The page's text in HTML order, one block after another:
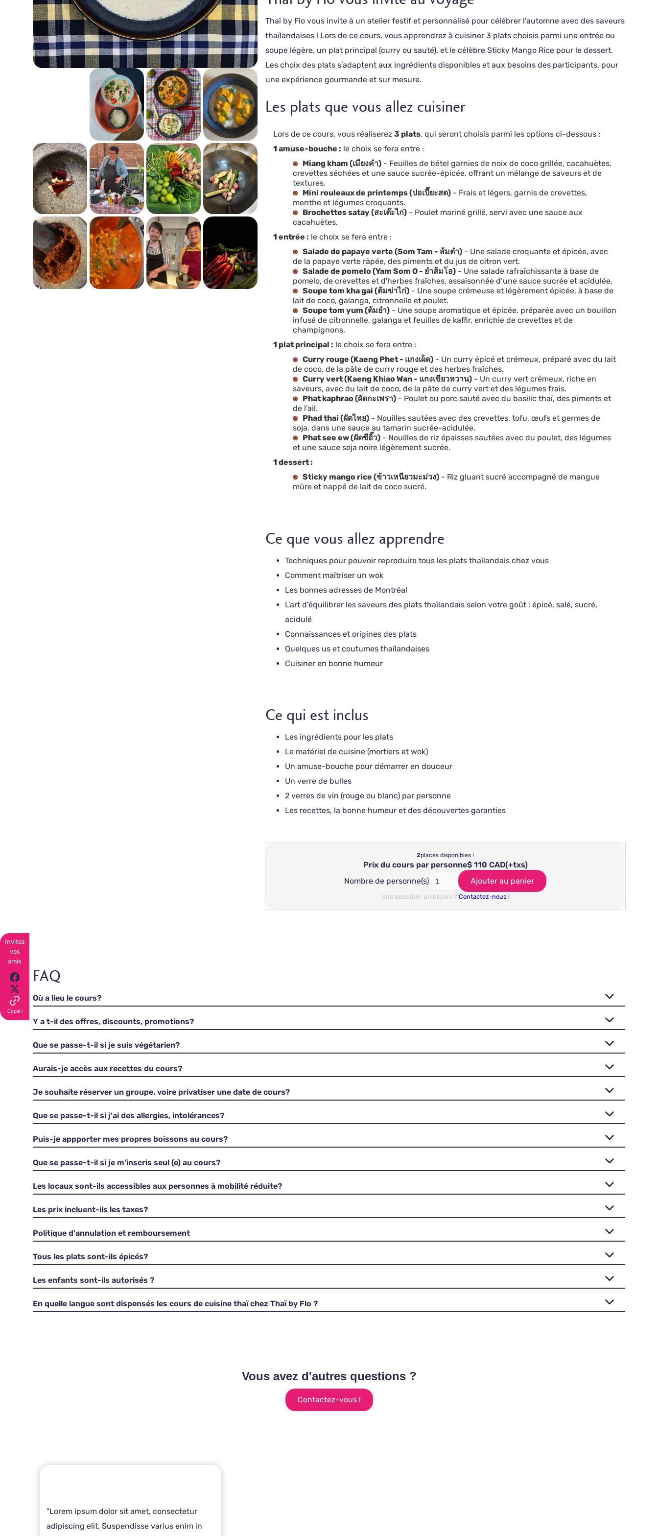
Thaï by Flo vous invite à un atelier festif et personnalisé pour célébrer l'automne avec des saveurs
thaïlandaises ! Lors de ce cours, vous apprendrez à cuisiner 3 plats choisis parmi une entrée ou
soupe légère, un plat principal (curry ou sauté), et le célèbre Sticky Mango Rice pour le dessert.
Les choix des plats s’adaptent aux ingrédients disponibles et aux besoins des participants, pour
une expérience gourmande et sur mesure.
Les plats que vous allez cuisiner
Lors de ce cours, vous réaliserez3 plats, qui seront choisis parmi les options ci-dessous :
1 amuse-bouche : le choix se fera entre :
Miang kham (เมี่ยงคำ) - Feuilles de bétel garnies de noix de coco grillée, cacahuètes,
crevettes séchées et une sauce sucrée-épicée, offrant un mélange de saveurs et de
textures.
Mini rouleaux de printemps (ปอเปี๊ยะสด) - Frais et légers, garnis de crevettes,
menthe et légumes croquants.
Brochettes satay (สะเต๊ะไก่) - Poulet mariné grillé, servi avec une sauce aux
cacahuètes.
1 entrée : le choix se fera entre :
Salade de papaye verte (Som Tam - ส้มตำ) - Une salade croquante et épicée, avec
de la papaye verte râpée, des piments et du jus de citron vert.
Salade de pomelo (Yam Som O - ยำส้มโอ) - Une salade rafraîchissante à base de
pomelo, de crevettes et d'herbes fraîches, assaisonnée d’une sauce sucrée et acidulée.
Soupe tom kha gai (ต้มข่าไก่) - Une soupe crémeuse et légèrement épicée, à base de
lait de coco, galanga, citronnelle et poulet.
Soupe tom yum (ต้มยำ) - Une soupe aromatique et épicée, préparée avec un bouillon
infusé de citronnelle, galanga et feuilles de kaffir, enrichie de crevettes et de
champignons.
1 plat principal : le choix se fera entre :
Curry rouge (Kaeng Phet - แกงเผ็ด) - Un curry épicé et crémeux, préparé avec du lait
de coco, de la pâte de curry rouge et des herbes fraîches.
Curry vert (Kaeng Khiao Wan - แกงเขียวหวาน) - Un curry vert crémeux, riche en
saveurs, avec du lait de coco, de la pâte de curry vert et des légumes frais.
Phat kaphrao (ผัดกะเพรา) - Poulet ou porc sauté avec du basilic thaï, des piments et
de l’ail.
Phad thai (ผัดไทย) - Nouilles sautées avec des crevettes, tofu, œufs et germes de
soja, dans une sauce au tamarin sucrée-acidulée.
Phat see ew (ผัดซีอิ๊ว) - Nouilles de riz épaisses sautées avec du poulet, des légumes
et une sauce soja noire légèrement sucrée.
1 dessert :
Sticky mango rice (ข้าวเหนียวมะม่วง) - Riz gluant sucré accompagné de mangue
mûre et nappé de lait de coco sucré.
Ce que vous allez apprendre
Techniques pour pouvoir reproduire tous les plats thaïlandais chez vous
Comment maîtriser un wok
Les bonnes adresses de Montréal
L'art d'équilibrer les saveurs des plats thaïlandais selon votre goût : épicé, salé, sucré,
acidulé
Connaissances et origines des plats
Quelques us et coutumes thaïlandaises
Cuisiner en bonne humeur
Ce qui est inclus
Les ingrédients pour les plats
Le matériel de cuisine (mortiers et wok)
Un amuse-bouche pour démarrer en douceur
Un verre de bulles
2 verres de vin (rouge ou blanc) par personne
Les recettes, la bonne humeur et des découvertes garanties
2places disponibles !
Prix du cours par personne$ 110 CAD(+txs)
Nombre de personne(s)
Une question, un besoin ? Contactez-nous !
Invitez
vos
amis
Copié !
FAQ
Où a lieu le cours?
Y a t-il des offres, discounts, promotions?
Que se passe-t-il si je suis végétarien?
Aurais-je accès aux recettes du cours?
Je souhaite réserver un groupe, voire privatiser une date de cours?
Que se passe-t-il si j'ai des allergies, intolérances?
Puis-je appporter mes propres boissons au cours?
Que se passe-t-il si je m'inscris seul (e) au cours?
Les locaux sont-ils accessibles aux personnes à mobilité réduite?
Les prix incluent-ils les taxes?
Politique d'annulation et remboursement
Tous les plats sont-ils épicés?
Les enfants sont-ils autorisés ?
En quelle langue sont dispensés les cours de cuisine thaï chez Thaï by Flo ?
Vous avez d'autres questions ?
Contactez-vous !
"Lorem ipsum dolor sit amet, consectetur
adipiscing elit. Suspendisse varius enim in